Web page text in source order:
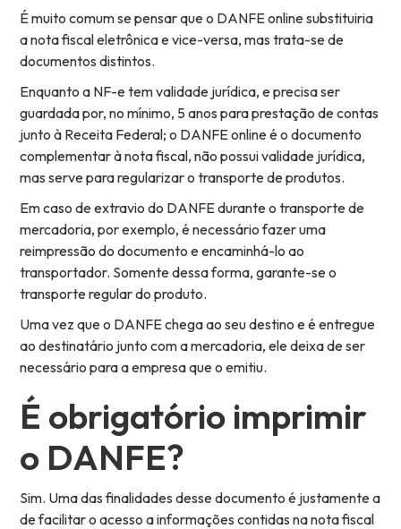
É muito comum se pensar que o DANFE online substituiria
a nota fiscal eletrônica e vice-versa, mas trata-se de
documentos distintos.
Enquanto a NF-e tem validade jurídica, e precisa ser
guardada por, no mínimo, 5 anos para prestação de contas
junto à Receita Federal; o DANFE online é o documento
complementar à nota fiscal, não possui validade jurídica,
mas serve para regularizar o transporte de produtos.
Em caso de extravio do DANFE durante o transporte de
mercadoria, por exemplo, é necessário fazer uma
reimpressão do documento e encaminhá-lo ao
transportador. Somente dessa forma, garante-se o
transporte regular do produto.
Uma vez que o DANFE chega ao seu destino e é entregue
ao destinatário junto com a mercadoria, ele deixa de ser
necessário para a empresa que o emitiu.
É obrigatório imprimir
o DANFE?
Sim. Uma das finalidades desse documento é justamente a
de facilitar o acesso a informações contidas na nota fiscal